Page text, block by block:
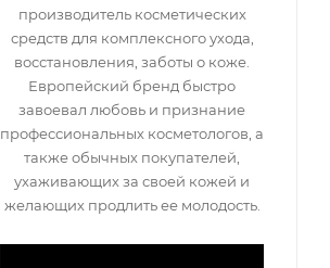
производитель косметических
средств для комплексного ухода,
восстановления, заботы о коже.
Европейский бренд быстро
завоевал любовь и признание
профессиональных косметологов, а
также обычных покупателей,
ухаживающих за своей кожей и
желающих продлить ее молодость.